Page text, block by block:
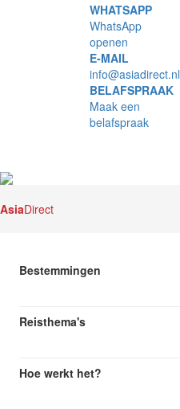
WHATSAPP
WhatsApp
openen
E-MAIL
info@asiadirect.nl
BELAFSPRAAK
Maak een
belafspraak
AsiaDirect
Bestemmingen
Reisthema's
Hoe werkt het?